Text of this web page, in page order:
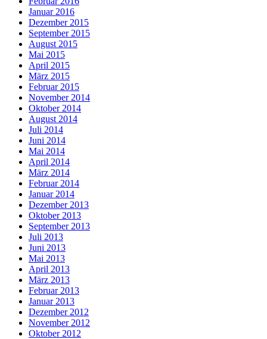
Januar 2016
Dezember 2015
September 2015
August 2015
Mai 2015
April 2015
März 2015
Februar 2015
November 2014
Oktober 2014
August 2014
Juli 2014
Juni 2014
Mai 2014
April 2014
März 2014
Februar 2014
Januar 2014
Dezember 2013
Oktober 2013
September 2013
Juli 2013
Juni 2013
Mai 2013
April 2013
März 2013
Februar 2013
Januar 2013
Dezember 2012
November 2012
Oktober 2012